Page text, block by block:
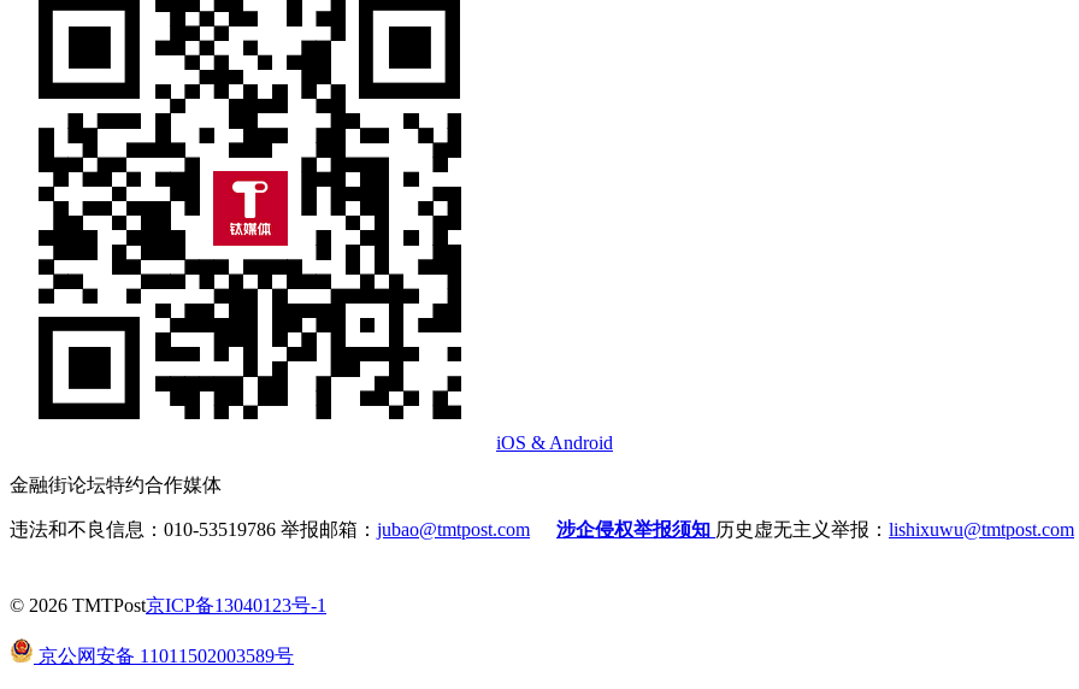
iOS & Android
金融街论坛特约合作媒体
违法和不良信息：010-53519786 举报邮箱： jubao@tmtpost.com 涉企侵权举报须知 历史虚无主义举报： lishixuwu@tmtpost.com
© 2026 TMTPost京ICP备13040123号-1
京公网安备 11011502003589号